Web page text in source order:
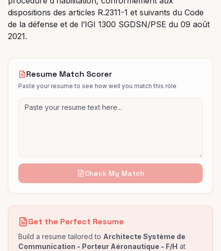
dispositions des articles R.2311-1 et suivants du Code
de la défense et de l’IGI 1300 SGDSN/PSE du 09 août
2021.
Resume Match Scorer
Paste your resume to see how well you match this role
Check My Match
Get the Perfect Resume
Build a resume tailored to Architecte Système de
Communication - Porteur Aéronautique - F/H at